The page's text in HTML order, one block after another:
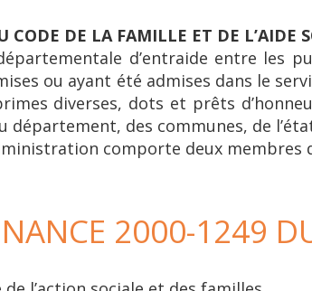
CODE DE LA FAMILLE ET DE L’AIDE
d’entraide entre les
ou ayant été admises dans le
diverses, dots et prêts
département, des communes, de
comporte deux membres
2000-1249